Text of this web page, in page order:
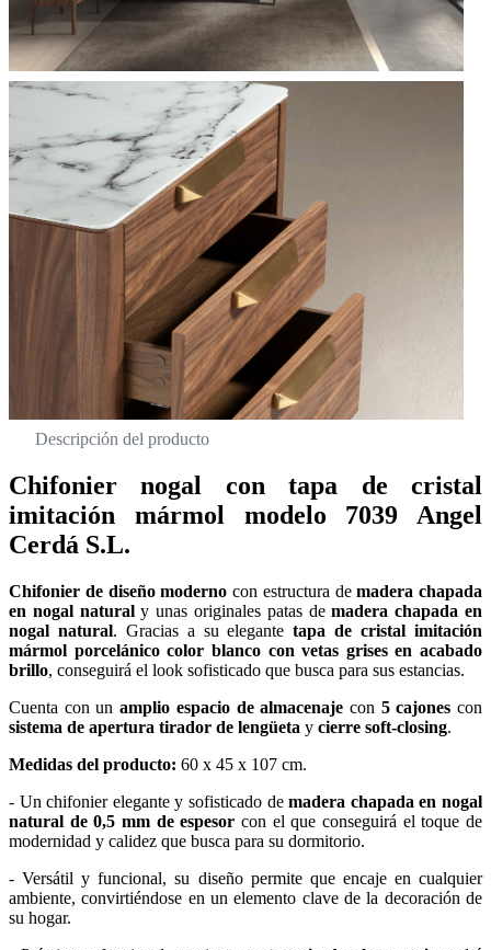
Descripción del producto
Chifonier nogal con tapa de cristal
imitación mármol modelo 7039 Angel
Cerdá S.L.
Chifonier de diseño moderno con estructura demadera chapada
en nogal naturaly unas originales patas demadera chapada en
nogal natural. Gracias a su elegantetapa de cristal imitación
mármol porcelánico color blanco con vetas grises en acabado
brillo, conseguirá el look sofisticado que busca para sus estancias.
Cuenta con unamplio espacio de almacenaje con 5 cajones con
sistema de apertura tirador de lengüeta y cierre soft-closing.
Medidas del producto: 60 x 45 x 107 cm.
- Un chifonier elegante y sofisticado demadera chapada en nogal
natural de 0,5 mm de espesor con el que conseguirá el toque de
modernidad y calidez que busca para su dormitorio.
- Versátil y funcional, su diseño permite que encaje en cualquier
ambiente, convirtiéndose en un elemento clave de la decoración de
su hogar.